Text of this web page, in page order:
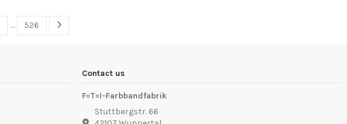
… 526
Contact us
F=T=I-Farbbandfabrik
Stuttbergstr. 66